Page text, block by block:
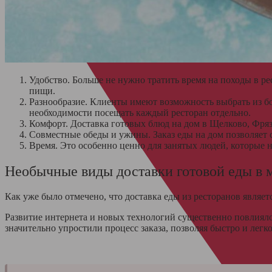
Удобство. Больше не нужно тратить время на походы в
пищи.
Разнообразие. Клиенты имеют возможность выбрать из
необходимости посещать каждый ресторан отдельно.
Комфорт. Доставка готовых блюд на дом в Щелково,
Совместные обеды и ужины. Заказ еды на дом позволяет
Время. Это особенно ценно для занятых людей,
Необычные виды доставки готовой еды в
Как уже было отмечено, что доставка еды из ресторанов
Развитие интернета и новых технологий существенно
значительно упростили процесс заказа, позволяя быстро и